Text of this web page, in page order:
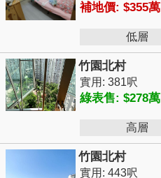
補地價: $355萬
低層
竹園北村
實用: 381呎
綠表售: $278萬
高層
竹園北村
實用: 443呎